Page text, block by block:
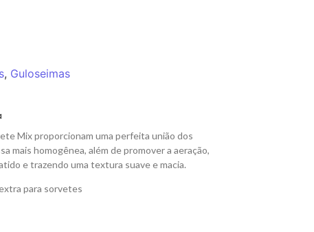
, Guloseimas
Mix proporcionam uma perfeita união dos
mais homogênea, além de promover a aeração,
e trazendo uma textura suave e macia.
para sorvetes